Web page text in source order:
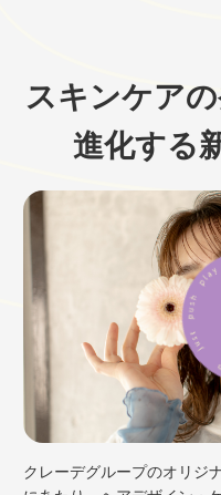
スキンケア
進化する
クレーデグループのオリジ